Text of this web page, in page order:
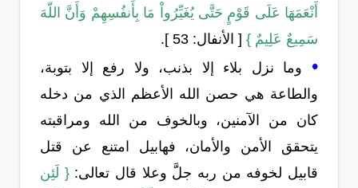
أَنْعَمَهَا عَلَى قَوْمٍ حَتَّى يُغَيِّرُواْ مَا بِأَنفُسِهِمْ وَأَنَّ اللّهَ
سَمِيعٌ عَلِيمٌ } [ الأنفال: 53 ].
• وما نزل بلاء إلا بذنب، ولا رفع إلا بتوبة،
والطاعة هي حصن الله الأعظم الذي من دخله
كان من الآمنين، وبالخوف من الله ومراقبته
يتحقق الأمن والأمان، فهابيل امتنع عن قتل
قابيل لخوفه من ربه جلَّ وعلا قال تعالى:{ لَئِن